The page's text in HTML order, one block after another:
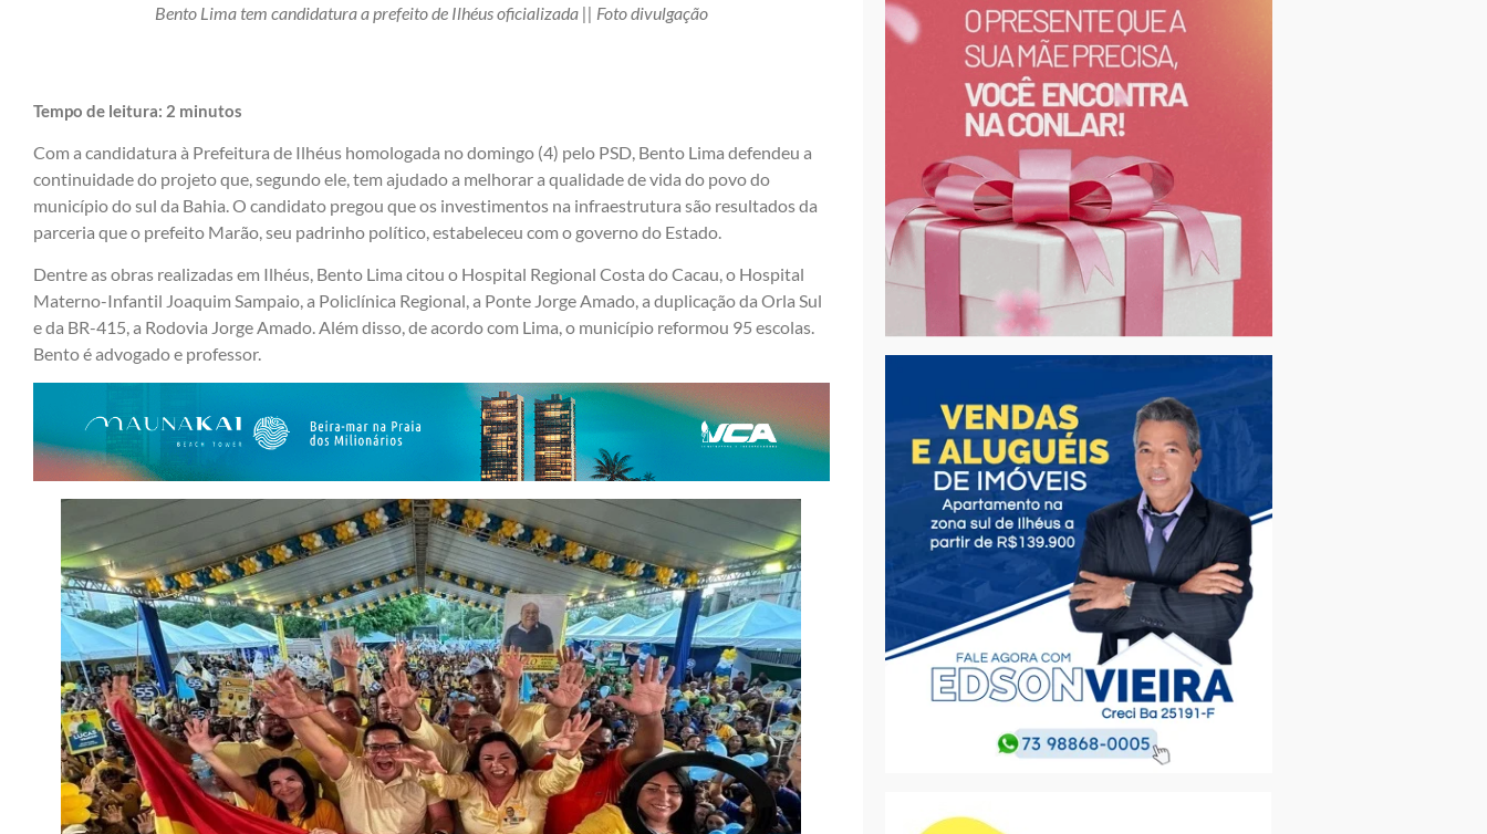
Bento Lima tem candidatura a prefeito de Ilhéus oficializada || Foto divulgação
Tempo de leitura: 2 minutos
Com a candidatura à Prefeitura de Ilhéus homologada no domingo (4) pelo PSD, Bento Lima defendeu a
continuidade do projeto que, segundo ele, tem ajudado a melhorar a qualidade de vida do povo do
município do sul da Bahia. O candidato pregou que os investimentos na infraestrutura são resultados da
parceria que o prefeito Marão, seu padrinho político, estabeleceu com o governo do Estado.
Dentre as obras realizadas em Ilhéus, Bento Lima citou o Hospital Regional Costa do Cacau, o Hospital
Materno-Infantil Joaquim Sampaio, a Policlínica Regional, a Ponte Jorge Amado, a duplicação da Orla Sul
e da BR-415, a Rodovia Jorge Amado. Além disso, de acordo com Lima, o município reformou 95 escolas.
Bento é advogado e professor.